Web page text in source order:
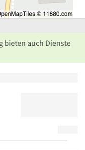
bieten auch Dienste